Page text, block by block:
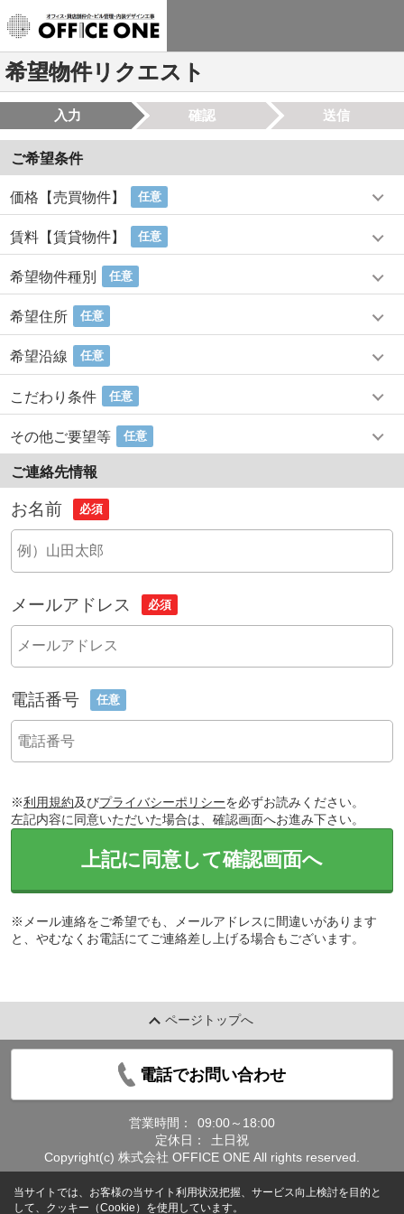
希望物件リクエスト
入力 確認 送信
ご希望条件
価格【売買物件】 任意
賃料【賃貸物件】 任意
希望物件種別 任意
希望住所 任意
希望沿線 任意
こだわり条件 任意
その他ご要望等 任意
ご連絡先情報
お名前 必須
メールアドレス 必須
電話番号 任意
※利用規約及びプライバシーポリシーを必ずお読みください。
左記内容に同意いただいた場合は、確認画面へお進み下さい。
上記に同意して確認画面へ
※メール連絡をご希望でも、メールアドレスに間違いがあります
と、やむなくお電話にてご連絡差し上げる場合もございます。
ページトップへ
電話でお問い合わせ
営業時間：
09:00～18:00
定休日：
土日祝
Copyright(c) 株式会社 OFFICE ONE All rights reserved.
当サイトでは、お客様の当サイト利用状況把握、サービス向上検討を目的と
して、クッキー（Cookie）を使用しています。